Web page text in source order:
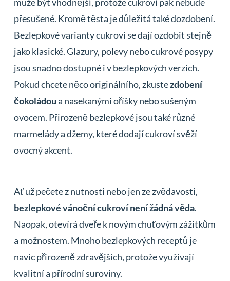
přesušené. Kromě těsta je důležitá také dozdobení.
Bezlepkové varianty cukroví se dají ozdobit stejně
jako klasické. Glazury, polevy nebo cukrové posypy
jsou snadno dostupné i v bezlepkových verzích.
Pokud chcete něco originálního, zkustezdobení
čokoládoua nasekanými oříšky nebo sušeným
ovocem. Přirozeně bezlepkové jsou také různé
marmelády a džemy, které dodají cukroví svěží
ovocný akcent.
Ať už pečete z nutnosti nebo jen ze zvědavosti,
bezlepkové vánoční cukroví není žádná věda.
Naopak, otevírá dveře k novým chuťovým zážitkům
a možnostem. Mnoho bezlepkových receptů je
navíc přirozeně zdravějších, protože využívají
kvalitní a přírodní suroviny.